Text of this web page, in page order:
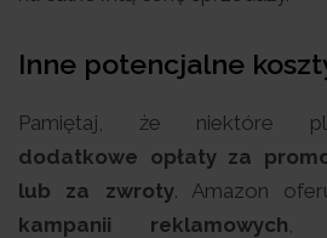
Inne potencjalne
Pamiętaj, że niektóre
dodatkowe opłaty za
lub za zwroty. Amazon
kampanii reklamowych ,